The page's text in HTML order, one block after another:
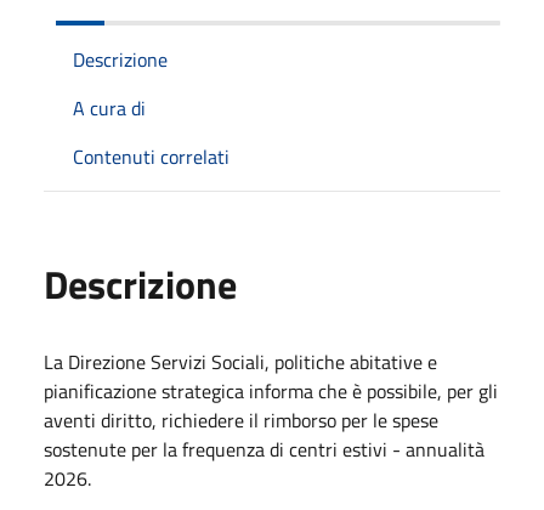
Descrizione
A cura di
Contenuti correlati
Descrizione
La Direzione Servizi Sociali, politiche abitative e
pianificazione strategica informa che è possibile, per gli
aventi diritto, richiedere il rimborso per le spese
sostenute per la frequenza di centri estivi - annualità
2026.